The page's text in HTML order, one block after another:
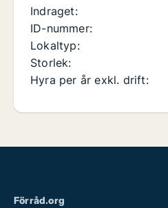
Indraget:
ID-nummer:
Lokaltyp:
Storlek:
Hyra per år exkl. drift:
Förråd.org